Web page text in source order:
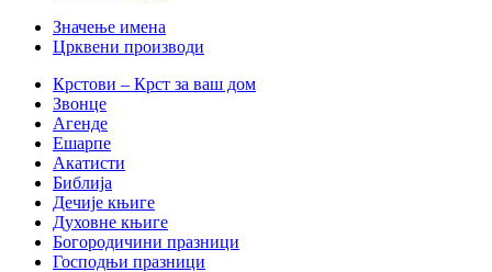
Значење имена
Црквени производи
Крстови – Крст за ваш дом
Звонце
Агенде
Ешарпе
Акатисти
Библија
Дечије књиге
Духовне књиге
Богородичини празници
Господњи празници